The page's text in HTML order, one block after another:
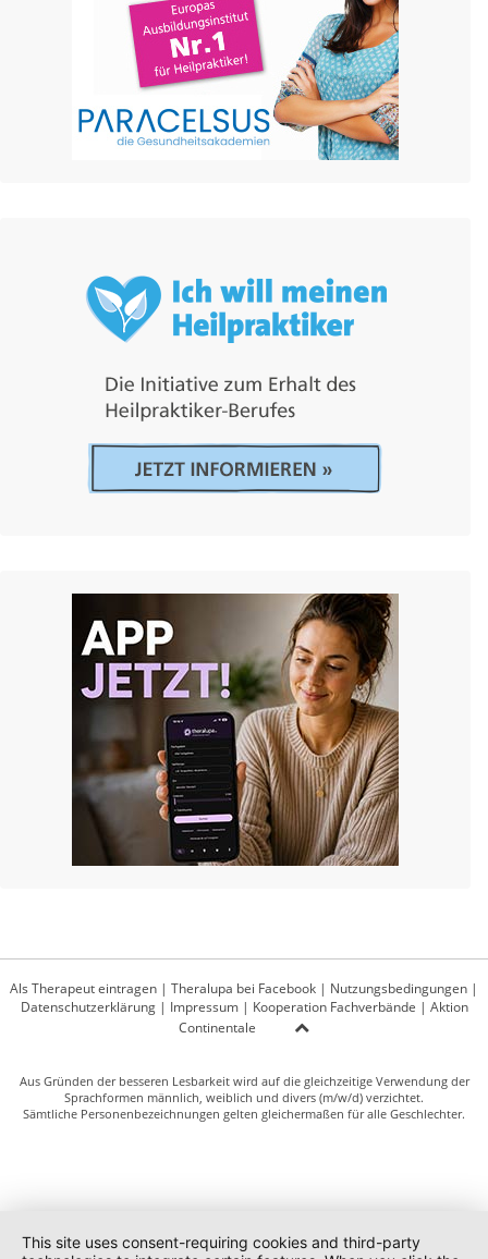
Als Therapeut eintragen | Theralupa bei Facebook | Nutzungsbedingungen |
Datenschutzerklärung| Impressum| Kooperation Fachverbände | Aktion
Continentale
Aus Gründen der besseren Lesbarkeit wird auf die gleichzeitige Verwendung der
Sprachformen männlich, weiblich und divers (m/w/d) verzichtet.
Sämtliche Personenbezeichnungen gelten gleichermaßen für alle Geschlechter.
This site uses consent-requiring cookies and third-party